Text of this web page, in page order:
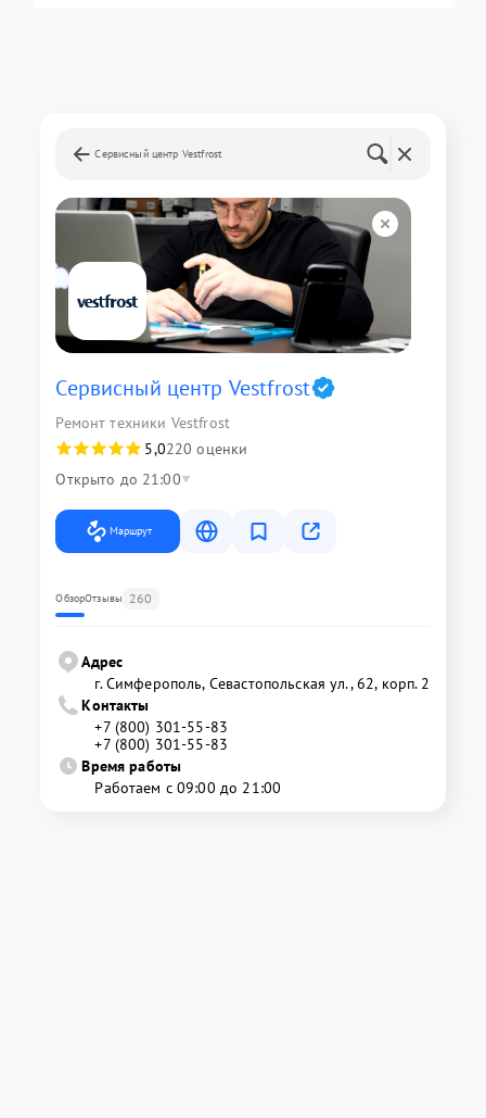
Сервисный центр Vestfrost
Сервисный центр Vestfrost
Ремонт техники Vestfrost
5,0220 оценки
Открыто до 21:00
Маршрут
ОбзорОтзывы 260
Адрес
г. Симферополь, Севастопольская ул., 62, корп. 2
Контакты
+7 (800) 301-55-83
+7 (800) 301-55-83
Время работы
Работаем с 09:00 до 21:00